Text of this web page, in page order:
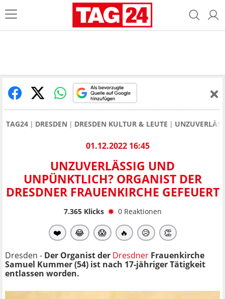
TAG24 DRESDEN DRESDEN KULTUR & LEUTE
01.12.2022 16:45
UNZUVERLÄSSIG UND
UNPÜNKTLICH? ORGANIST DER
DRESDNER FRAUENKIRCHE GEFEUERT
7.365Klicks 0 Reaktionen
❤️ 😂 😱 🔥 😥 👏
Dresden - Der Organist der Dresdner Frauenkirche
Samuel Kummer(54) ist nach 17-jähriger Tätigkeit
entlassen worden.